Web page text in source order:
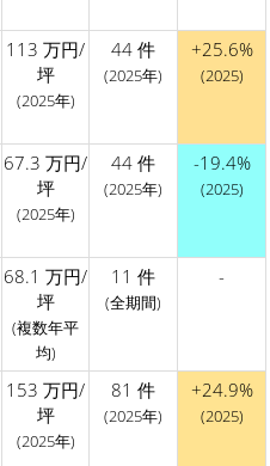
113 万円/
坪
(2025年)
44 件
(2025年)
+25.6%
(2025)
67.3 万円/
坪
(2025年)
44 件
(2025年)
-19.4%
(2025)
68.1 万円/
坪
(複数年平
均)
11 件
(全期間)
-
153 万円/
坪
(2025年)
81 件
(2025年)
+24.9%
(2025)